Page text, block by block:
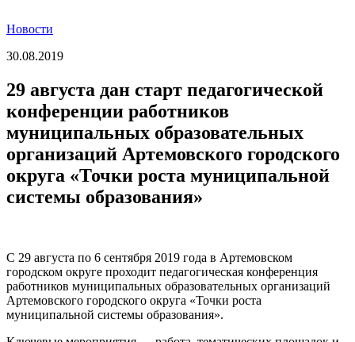
Новости
30.08.2019
29 августа дан старт педагогической
конференции работников
муниципальных образовательных
организаций Артемовского городского
округа «Точки роста муниципальной
системы образования»
С 29 августа по 6 сентября 2019 года в Артемовском
городском округе проходит педагогическая конференция
работников муниципальных образовательных организаций
Артемовского городского округа «Точки роста
муниципальной системы образования».